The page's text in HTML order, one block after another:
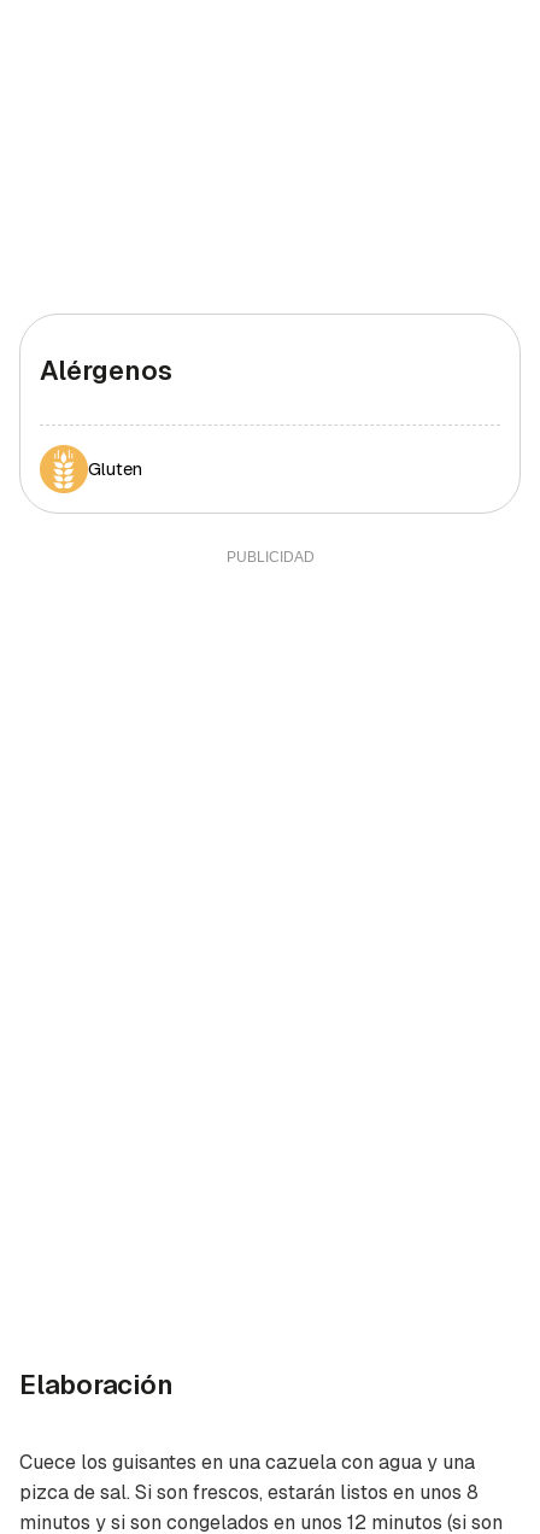
Alérgenos
Gluten
Elaboración
Cuece los guisantes en una cazuela con agua y una
pizca de sal. Si son frescos, estarán listos en unos 8
minutos y si son congelados en unos 12 minutos (si son